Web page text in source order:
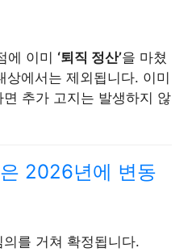
에 이미 ‘퇴직 정산’을 마쳤
상에서는 제외됩니다. 이미
추가 고지는 발생하지 않
2026년에 변동
를 거쳐 확정됩니다.